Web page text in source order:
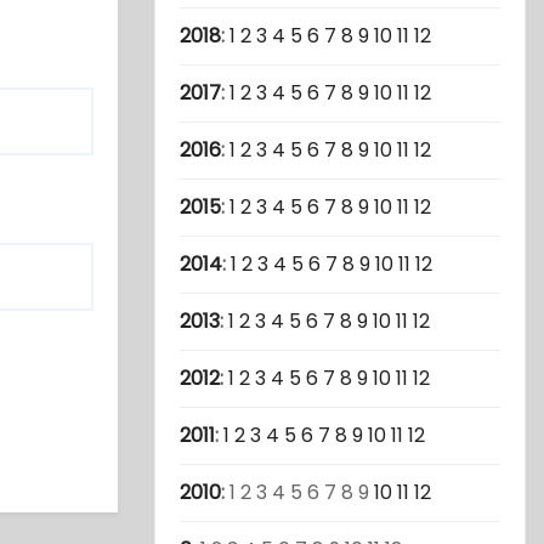
2018:1 23 4 56 7 8 91011 12
2017:1 23 4 56 7 8 91011 12
2016:1 23 4 56 7 8 91011 12
2015:1 23 4 56 7 8 91011 12
2014:1 23 4 56 7 8 91011 12
2013:1 23 4 56 7 8 91011 12
2012:1 23 4 56 7 8 91011 12
2011:1 23 4 56 7 8 91011 12
2010:1 23 4 5 6 7 8 9 1011 12